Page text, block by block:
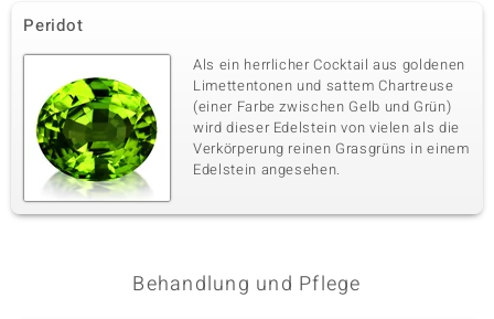
Peridot
Als ein herrlicher Cocktail aus goldenen
Limettentonen und sattem Chartreuse
(einer Farbe zwischen Gelb und Grün)
wird dieser Edelstein von vielen als die
Verkörperung reinen Grasgrüns in einem
Edelstein angesehen.
Behandlung und Pflege